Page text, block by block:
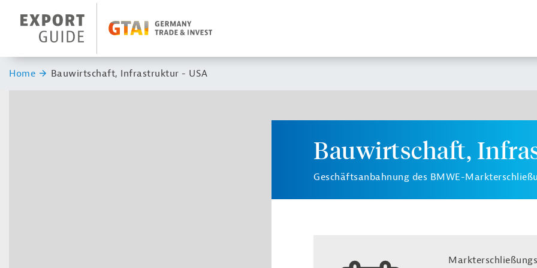
Header Logo
Sie sind hier:
Home Bauwirtschaft, Infrastruktur - USA
Bauwirtschaft,
Geschäftsanbahnung des BMWE-